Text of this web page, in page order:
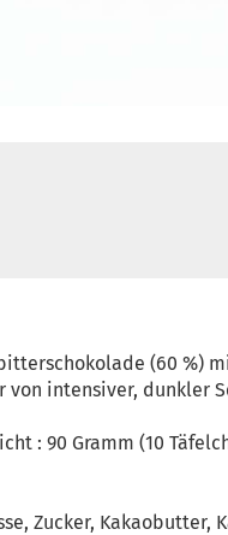
(60 %)
von intensiver, dunkler
: 90 Gramm (10
Zucker, Kakaobutter,